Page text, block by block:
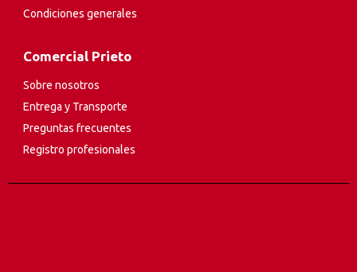
Condiciones generales
Comercial Prieto
Sobre nosotros
Entrega y Transporte
Preguntas frecuentes
Registro profesionales